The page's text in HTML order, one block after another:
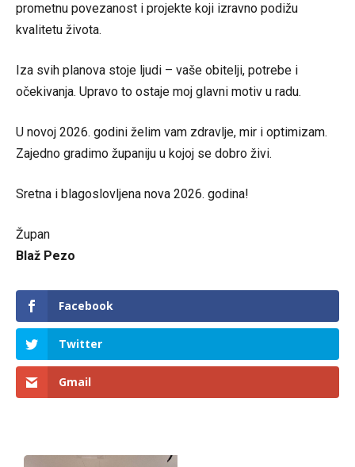
prometnu povezanost i projekte koji izravno podižu
kvalitetu života.
Iza svih planova stoje ljudi – vaše obitelji, potrebe i
očekivanja. Upravo to ostaje moj glavni motiv u radu.
U novoj 2026. godini želim vam zdravlje, mir i optimizam.
Zajedno gradimo županiju u kojoj se dobro živi.
Sretna i blagoslovljena nova 2026. godina!
Župan
Blaž Pezo
Facebook
Twitter
Gmail